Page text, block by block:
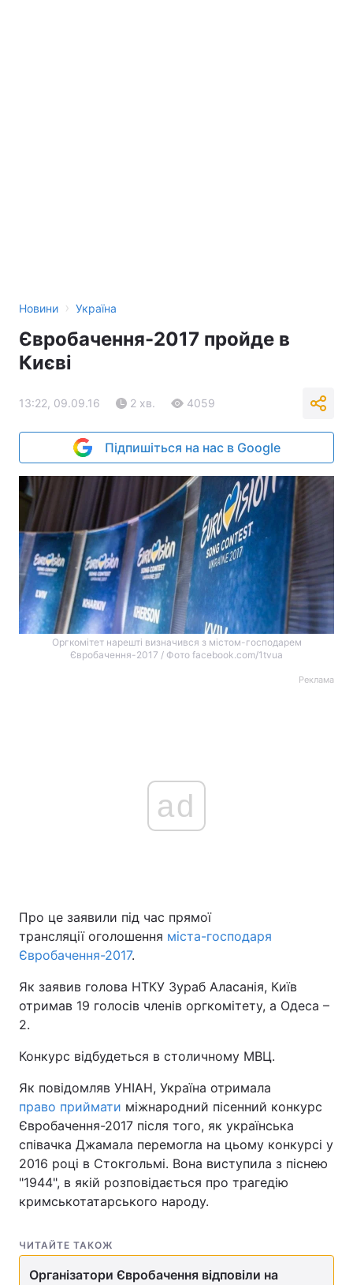
Новини › Україна
Євробачення-2017 пройде в
Києві
13:22, 09.09.16 2 хв. 4059
Підпишіться на нас в Google
Оргкомітет нарешті визначився з містом-господарем
Євробачення-2017 / Фото facebook.com/1tvua
Реклама
ad
Про це заявили під час прямої
трансляції оголошення міста-господаря
Євробачення-2017.
Як заявив голова НТКУ Зураб Аласанія, Київ
отримав 19 голосів членів оргкомітету, а Одеса –
2.
Конкурс відбудеться в столичному МВЦ.
Як повідомляв УНІАН, Україна отримала
право приймати міжнародний пісенний конкурс
Євробачення-2017 після того, як українська
співачка Джамала перемогла на цьому конкурсі у
2016 році в Стокгольмі. Вона виступила з піснею
"1944", в якій розповідається про трагедію
кримськотатарського народу.
ЧИТАЙТЕ ТАКОЖ
Організатори Євробачення відповіли на